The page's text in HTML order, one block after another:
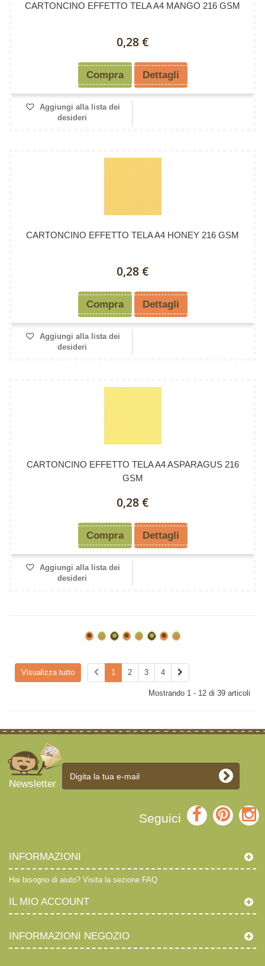
CARTONCINO EFFETTO TELA A4 MANGO 216 GSM
0,28 €
Compra Dettagli
Aggiungi alla lista dei
desideri
CARTONCINO EFFETTO TELA A4 HONEY 216 GSM
0,28 €
Compra Dettagli
Aggiungi alla lista dei
desideri
CARTONCINO EFFETTO TELA A4 ASPARAGUS 216
GSM
0,28 €
Compra Dettagli
Aggiungi alla lista dei
desideri
Visualizza tutto 1 2 3 4
Mostrando 1 - 12 di 39 articoli
Newsletter
Seguici
INFORMAZIONI
Hai bisogno di aiuto? Visita la sezione FAQ
IL MIO ACCOUNT
INFORMAZIONI NEGOZIO